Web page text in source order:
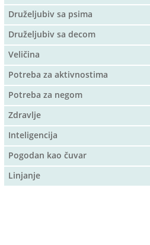
Druželjubiv sa psima
Druželjubiv sa decom
Veličina
Potreba za aktivnostima
Potreba za negom
Zdravlje
Inteligencija
Pogodan kao čuvar
Linjanje